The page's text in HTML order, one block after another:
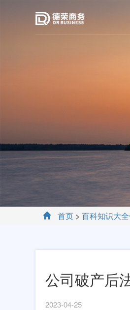
首页 > 百科知识大
公司破产后
2023-04-25